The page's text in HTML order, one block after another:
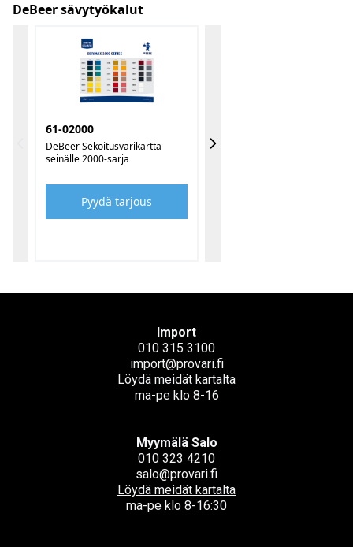
DeBeer sävytyökalut
61-02000
DeBeer Sekoitusvärikartta
seinälle 2000-sarja
Pyydä tarjous
Import
010 315 3100
import@provari.fi
Löydä meidät kartalta
ma-pe klo 8-16
Myymälä Salo
010 323 4210
salo@provari.fi
Löydä meidät kartalta
ma-pe klo 8-16:30